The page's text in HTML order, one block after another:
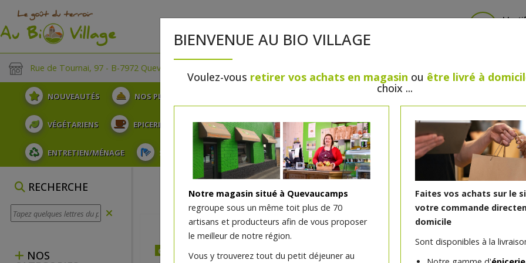
Rue de Tournai, 97 - B-7972 Quevaucamps
NOUVEAUTÉS NOS PLATEAUX
VÉGÉTARIENS EPICERIE PLATS TRAITEUR BOULANGERIE / PÂTISSERIE SANS GLUTEN, SANS
ENTRETIEN/MÉNAGE SOINS ET HYGIÈNE DU CORPS BEAUTÉ HUILES ESSENTIELLES MAISON
RECHERCHE
NOS
BIENVENUE AU BIO VILLAGE
Voulez-vous retirer vos achats en magasin ou être livré à
choix ...
Notre magasin situé à Quevaucamps
regroupe sous un même toit plus de 70
artisans et producteurs afin de vous proposer
le meilleur de notre région.
Vous y trouverez tout du petit déjeuner au
Faites vos achats sur le
votre commande
domicile
Sont disponibles à la
dès mercredi 12/08
Krounchy chocolat bio 1